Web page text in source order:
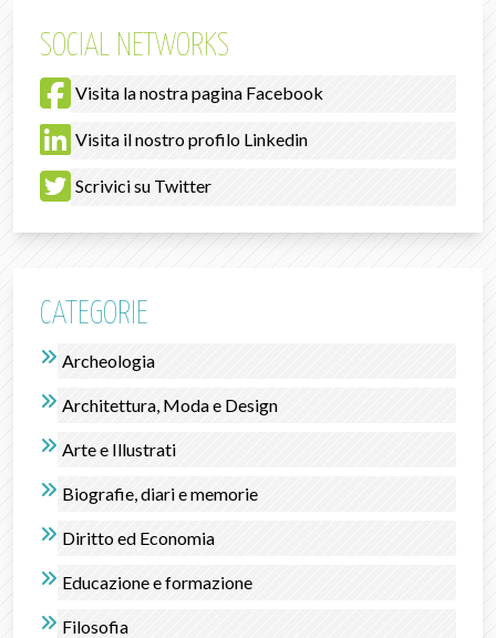
SOCIAL NETWORKS
Visita la nostra pagina Facebook
Visita il nostro profilo Linkedin
Scrivici su Twitter
CATEGORIE
Archeologia
Architettura, Moda e Design
Arte e Illustrati
Biografie, diari e memorie
Diritto ed Economia
Educazione e formazione
Filosofia